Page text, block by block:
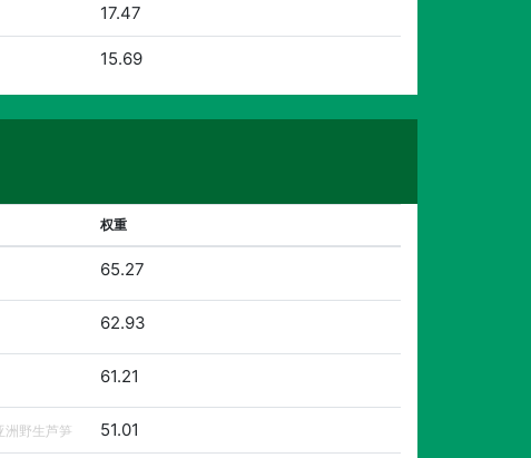
17.47
15.69
权重
65.27
62.93
61.21
洲野生芦笋 51.01